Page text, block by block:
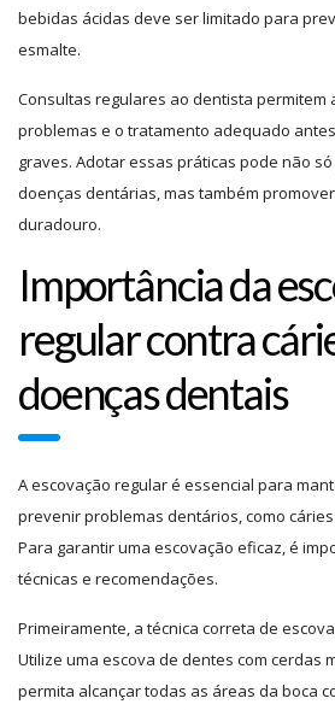
bebidas ácidas deve ser limitado para
esmalte.
Consultas regulares ao dentista permitem
problemas e o tratamento adequado
graves. Adotar essas práticas pode não
doenças dentárias, mas também
duradouro.
Importância da
regular contra
doenças dentais
A escovação regular é essencial para
prevenir problemas dentários, como
Para garantir uma escovação eficaz, é
técnicas e recomendações.
Primeiramente, a técnica correta de
Utilize uma escova de dentes com cerdas
permita alcançar todas as áreas da boca